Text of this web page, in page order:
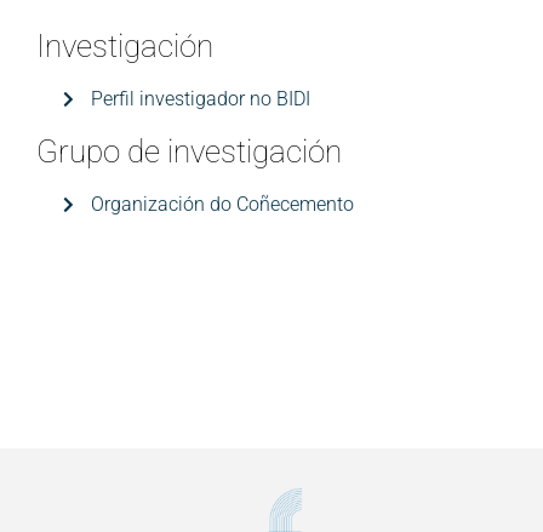
Investigación
Perfil investigador no BIDI
Grupo de investigación
Organización do Coñecemento